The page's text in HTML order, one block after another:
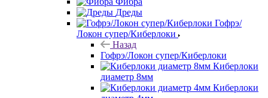
Дреды
Гофрэ/
Локон супер/Киберлоки
Назад
Гофрэ/Локон супер/Киберлоки
Киберлоки
диаметр 8мм
Киберлоки